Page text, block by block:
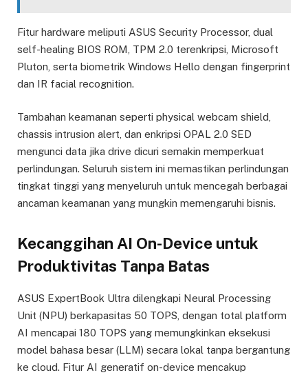
Fitur hardware meliputi ASUS Security Processor, dual
self-healing BIOS ROM, TPM 2.0 terenkripsi, Microsoft
Pluton, serta biometrik Windows Hello dengan fingerprint
dan IR facial recognition.
Tambahan keamanan seperti physical webcam shield,
chassis intrusion alert, dan enkripsi OPAL 2.0 SED
mengunci data jika drive dicuri semakin memperkuat
perlindungan. Seluruh sistem ini memastikan perlindungan
tingkat tinggi yang menyeluruh untuk mencegah berbagai
ancaman keamanan yang mungkin memengaruhi bisnis.
Kecanggihan AI On-Device untuk
Produktivitas Tanpa Batas
ASUS ExpertBook Ultra dilengkapi Neural Processing
Unit (NPU) berkapasitas 50 TOPS, dengan total platform
AI mencapai 180 TOPS yang memungkinkan eksekusi
model bahasa besar (LLM) secara lokal tanpa bergantung
ke cloud. Fitur AI generatif on-device mencakup